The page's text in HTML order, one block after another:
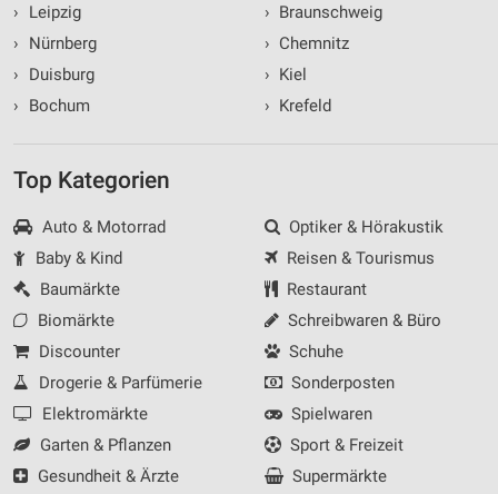
›
Leipzig
›
Nürnberg
›
Duisburg
›
Bochum
› Braunschweig
› Chemnitz
› Kiel
› Krefeld
Top Kategorien
Auto & Motorrad
Baby & Kind
Baumärkte
Biomärkte
Discounter
Drogerie & Parfümerie
Elektromärkte
Garten & Pflanzen
Gesundheit & Ärzte
Optiker & Hörakustik
Reisen & Tourismus
Restaurant
Schreibwaren & Büro
Schuhe
Sonderposten
Spielwaren
Sport & Freizeit
Supermärkte